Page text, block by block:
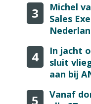
3
Michel
Sales
4
In jacht
sluit
aan bij
5
Vanaf